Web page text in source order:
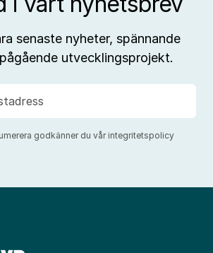
senaste nyheter, spännande
utvecklingsprojekt.
godkänner du vår integritetspolicy